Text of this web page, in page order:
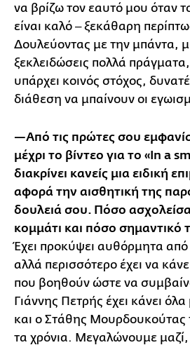
να βρίζω τον εαυτό μου όταν
είναι καλό ‒ ξεκάθαρη
Δουλεύοντας με την μπάντα,
ξεκλειδώσεις πολλά
υπάρχει κοινός στόχος,
διάθεση να μπαίνουν οι
—Από τις πρώτες σου
μέχρι το βίντεο για το «In a
διακρίνει κανείς μια ειδική
αφορά την αισθητική της
δουλειά σου. Πόσο
κομμάτι και πόσο σημαντικό
Έχει προκύψει αυθόρμητα
αλλά περισσότερο έχει να
που βοηθούν ώστε να
Γιάννης Πετρής έχει κάνει
και ο Στάθης Μουρδουκούτας
τα χρόνια. Μεγαλώνουμε μαζί,